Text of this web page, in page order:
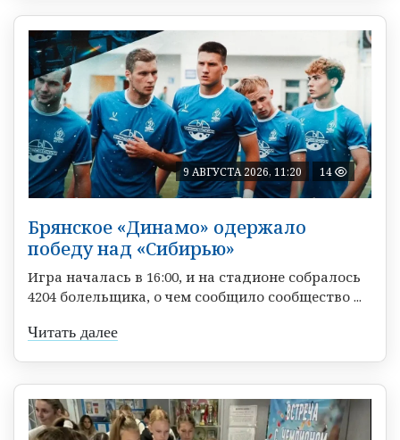
9 АВГУСТА 2026, 11:20 14
Брянское «Динамо» одержало
победу над «Сибирью»
Игра началась в 16:00, и на стадионе собралось
4204 болельщика, о чем сообщило сообщество ...
Читать далее